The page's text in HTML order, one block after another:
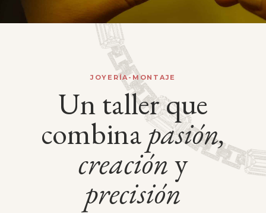
JOYERÍA-MONTAJE
Un taller que
combinapasión,
creacióny
precisión